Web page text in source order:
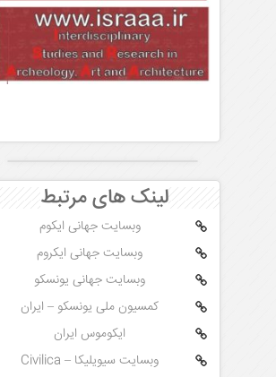
لینک های مرتبط
وبسایت جهانی ایکوم
وبسایت جهانی ایکروم
وبسایت جهانی یونسکو
کمسیون ملی یونسکو – ایران
ایکوموس ایران
وبسایت سیویلیکا – Civilica